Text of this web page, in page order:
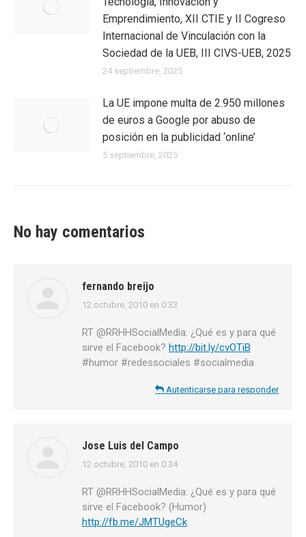
Emprendimiento, XII CTIE y II Cogreso
Internacional de Vinculación con la
Sociedad de la UEB, III CIVS-UEB, 2025
24 septiembre, 2025
La UE impone multa de 2.950 millones
de euros a Google por abuso de
posición en la publicidad ‘online’
5 septiembre, 2025
No hay comentarios
fernando breijo
dice:
12 octubre, 2010 en 0:33
RT @RRHHSocialMedia: ¿Qué es y para qué
sirve el Facebook? http://bit.ly/cvOTiB
#humor #redessociales #socialmedia
Autenticarse para responder
Jose Luis del Campo
dice:
12 octubre, 2010 en 0:34
RT @RRHHSocialMedia: ¿Qué es y para qué
sirve el Facebook? (Humor)
http://fb.me/JMTUgeCk